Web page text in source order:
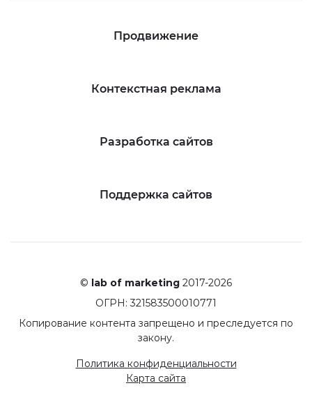
Продвижение
Контекстная реклама
Разработка сайтов
Поддержка сайтов
© lab of marketing 2017-2026
ОГРН: 321583500010771
Копирование контента запрещено и преследуется по
закону.
Политика конфиденциальности
Карта сайта